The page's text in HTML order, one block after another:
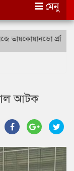
মেনু
আটক